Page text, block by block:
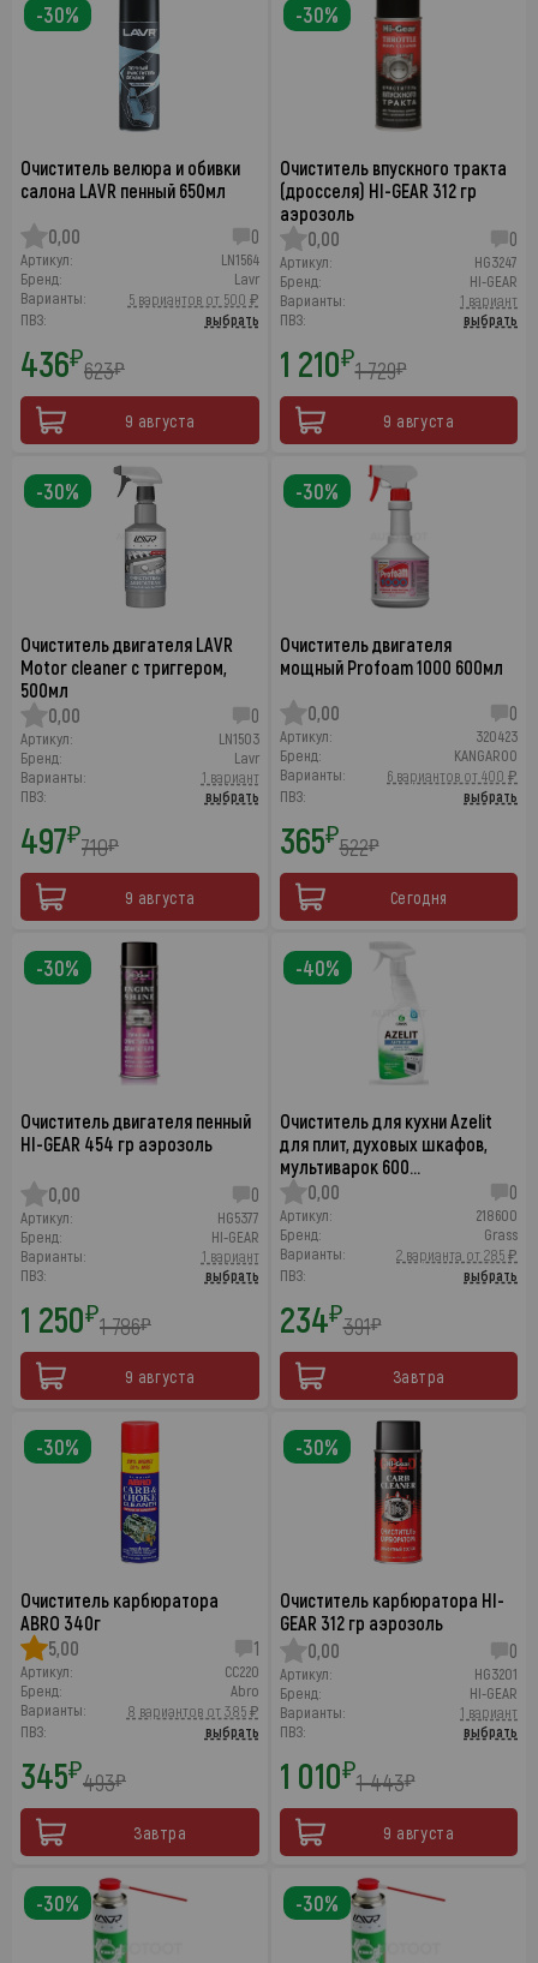
Очиститель велюра и обивки
салона LAVR пенный 650мл
0,00
0
Артикул:
LN1564
Бренд:
Lavr
Варианты:
5 вариантов от 500 ₽
ПВЗ:
выбрать
436₽623₽
9 августа
-30%
Очиститель впускного тракта
(дросселя) HI-GEAR 312 гр
аэрозоль
0,00
0
Артикул:
HG3247
Бренд:
HI-GEAR
Варианты:
1 вариант
ПВЗ:
выбрать
1 210₽1 729₽
9 августа
-30%
Очиститель двигателя LAVR
Motor cleaner с триггером,
500мл
0,00
0
Артикул:
LN1503
Бренд:
Lavr
Варианты:
1 вариант
ПВЗ:
выбрать
497₽710₽
9 августа
-30%
Очиститель двигателя
мощный Profoam 1000 600мл
0,00
0
Артикул:
320423
Бренд:
KANGAROO
Варианты:
6 вариантов от 400 ₽
ПВЗ:
выбрать
365₽522₽
Сегодня
-30%
Очиститель двигателя пенный
HI-GEAR 454 гр аэрозоль
0,00 0
Артикул:
HG5377
Бренд:
HI-GEAR
Варианты:
1 вариант
ПВЗ:
выбрать
1 250₽1 786₽
9 августа
-30%
Очиститель для кухни Azelit
для плит, духовых шкафов,
мультиварок 600…
0,00
0
Артикул:
218600
Бренд:
Grass
Варианты:
2 варианта от 285 ₽
ПВЗ:
выбрать
234₽391₽
Завтра
-40%
Очиститель карбюратора
ABRO 340г
5,00
1
Артикул:
CC220
Бренд:
Abro
Варианты:
8 вариантов от 385 ₽
ПВЗ:
выбрать
345₽493₽
Завтра
-30%
Очиститель карбюратора HI-
GEAR 312 гр аэрозоль
0,00
0
Артикул:
HG3201
Бренд:
HI-GEAR
Варианты:
1 вариант
ПВЗ:
выбрать
1 010₽1 443₽
9 августа
-30%
-30% -30%